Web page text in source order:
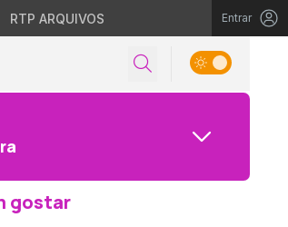
RTP ARQUIVOS Entrar
gostar